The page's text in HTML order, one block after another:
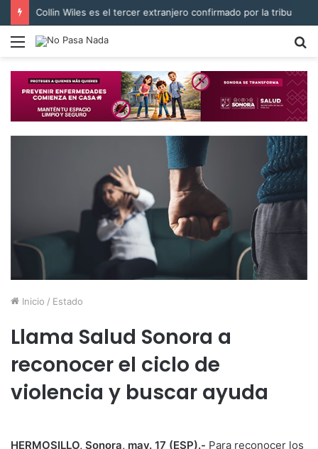
Collin Wiles es el tercer extranjero confirmado por la tribu
Menú
Inicio / Estado
Llama Salud Sonora a
reconocer el ciclo de
violencia y buscar ayuda
HERMOSILLO, Sonora, may. 17 (ESP).- Para reconocer los